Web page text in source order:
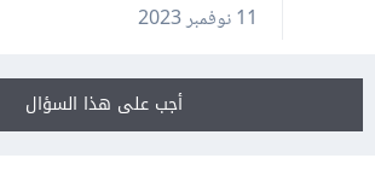
11 نوفمبر 2023
أجب على هذا السؤال